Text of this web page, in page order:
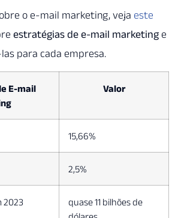
o e-mail marketing, veja este
estratégias de e-mail marketinge
para cada empresa.
E-mail
Valor
15,66%
2,5%
2023
quase 11 bilhões de